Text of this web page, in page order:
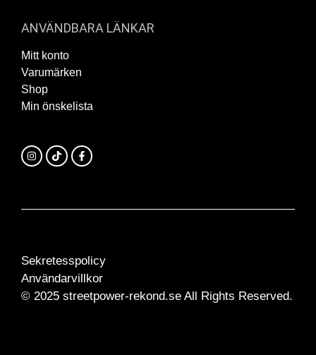
ANVÄNDBARA LÄNKAR
Mitt konto
Varumärken
Shop
Min önskelista
© 2025 streetpower-rekond.se All Rights Reserved.
Sekretesspolicy
Användarvillkor